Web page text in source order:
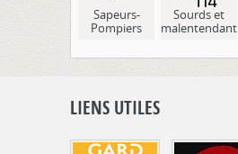
Sapeurs-
Pompiers
Sourds et
malentendants
LIENS UTILES